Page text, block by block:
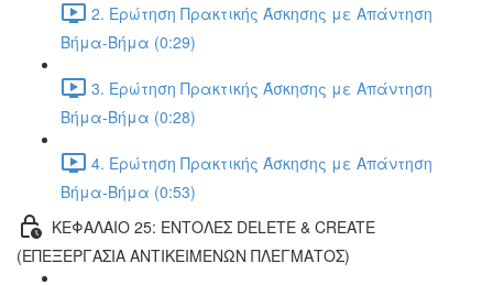
2. Ερώτηση Πρακτικής Άσκησης με Απάντηση
Βήμα-Βήμα (0:29)
3. Ερώτηση Πρακτικής Άσκησης με Απάντηση
Βήμα-Βήμα (0:28)
4. Ερώτηση Πρακτικής Άσκησης με Απάντηση
Βήμα-Βήμα (0:53)
ΚΕΦΑΛΑΙΟ 25: ΕΝΤΟΛΕΣ DELETE & CREATE
(ΕΠΕΞΕΡΓΑΣΙΑ ΑΝΤΙΚΕΙΜΕΝΩΝ ΠΛΕΓΜΑΤΟΣ)